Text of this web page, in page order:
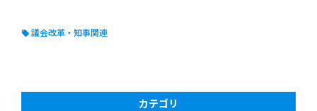
議会改革・知事関連
カテゴリ